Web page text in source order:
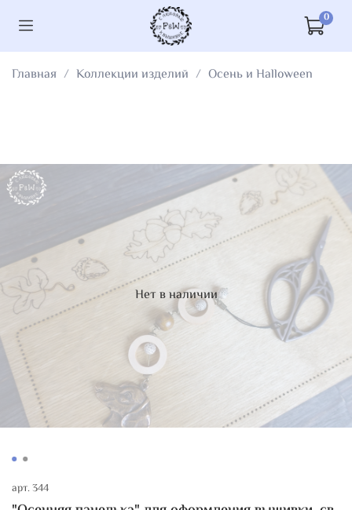
0
Главная Коллекции изделий Осень и Halloween
Нет в наличии
арт.344